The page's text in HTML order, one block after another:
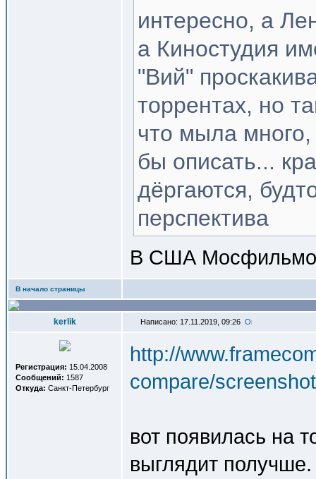
интересно, а
а Киностудия
"Вий"
торрентах, но
что мыла
бы описать...
дёргаются,
перспектива
В США
В начало страницы
kerlik Написано: 17.11.2019, 09:26
Регистрация: 15.04.2008
Сообщений: 1587
Откуда: Санкт-Петербург
http://
compare/
вот появилась на
выглядит